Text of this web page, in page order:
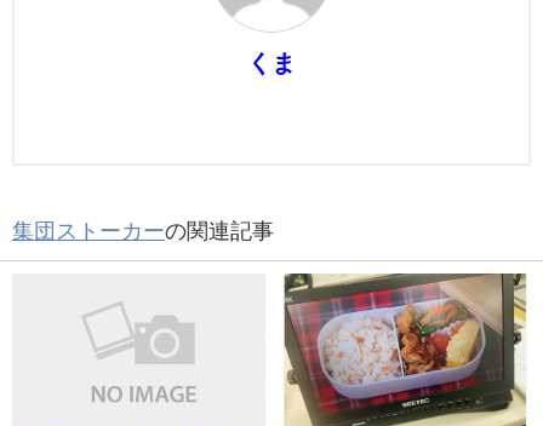
くま
集団ストーカーの関連記事